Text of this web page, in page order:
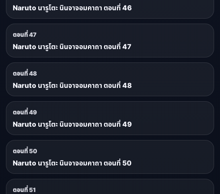
Naruto นารูโตะ นินจาจอมคาถา ตอนที่ 46
ตอนที่ 47
Naruto นารูโตะ นินจาจอมคาถา ตอนที่ 47
ตอนที่ 48
Naruto นารูโตะ นินจาจอมคาถา ตอนที่ 48
ตอนที่ 49
Naruto นารูโตะ นินจาจอมคาถา ตอนที่ 49
ตอนที่ 50
Naruto นารูโตะ นินจาจอมคาถา ตอนที่ 50
ตอนที่ 51